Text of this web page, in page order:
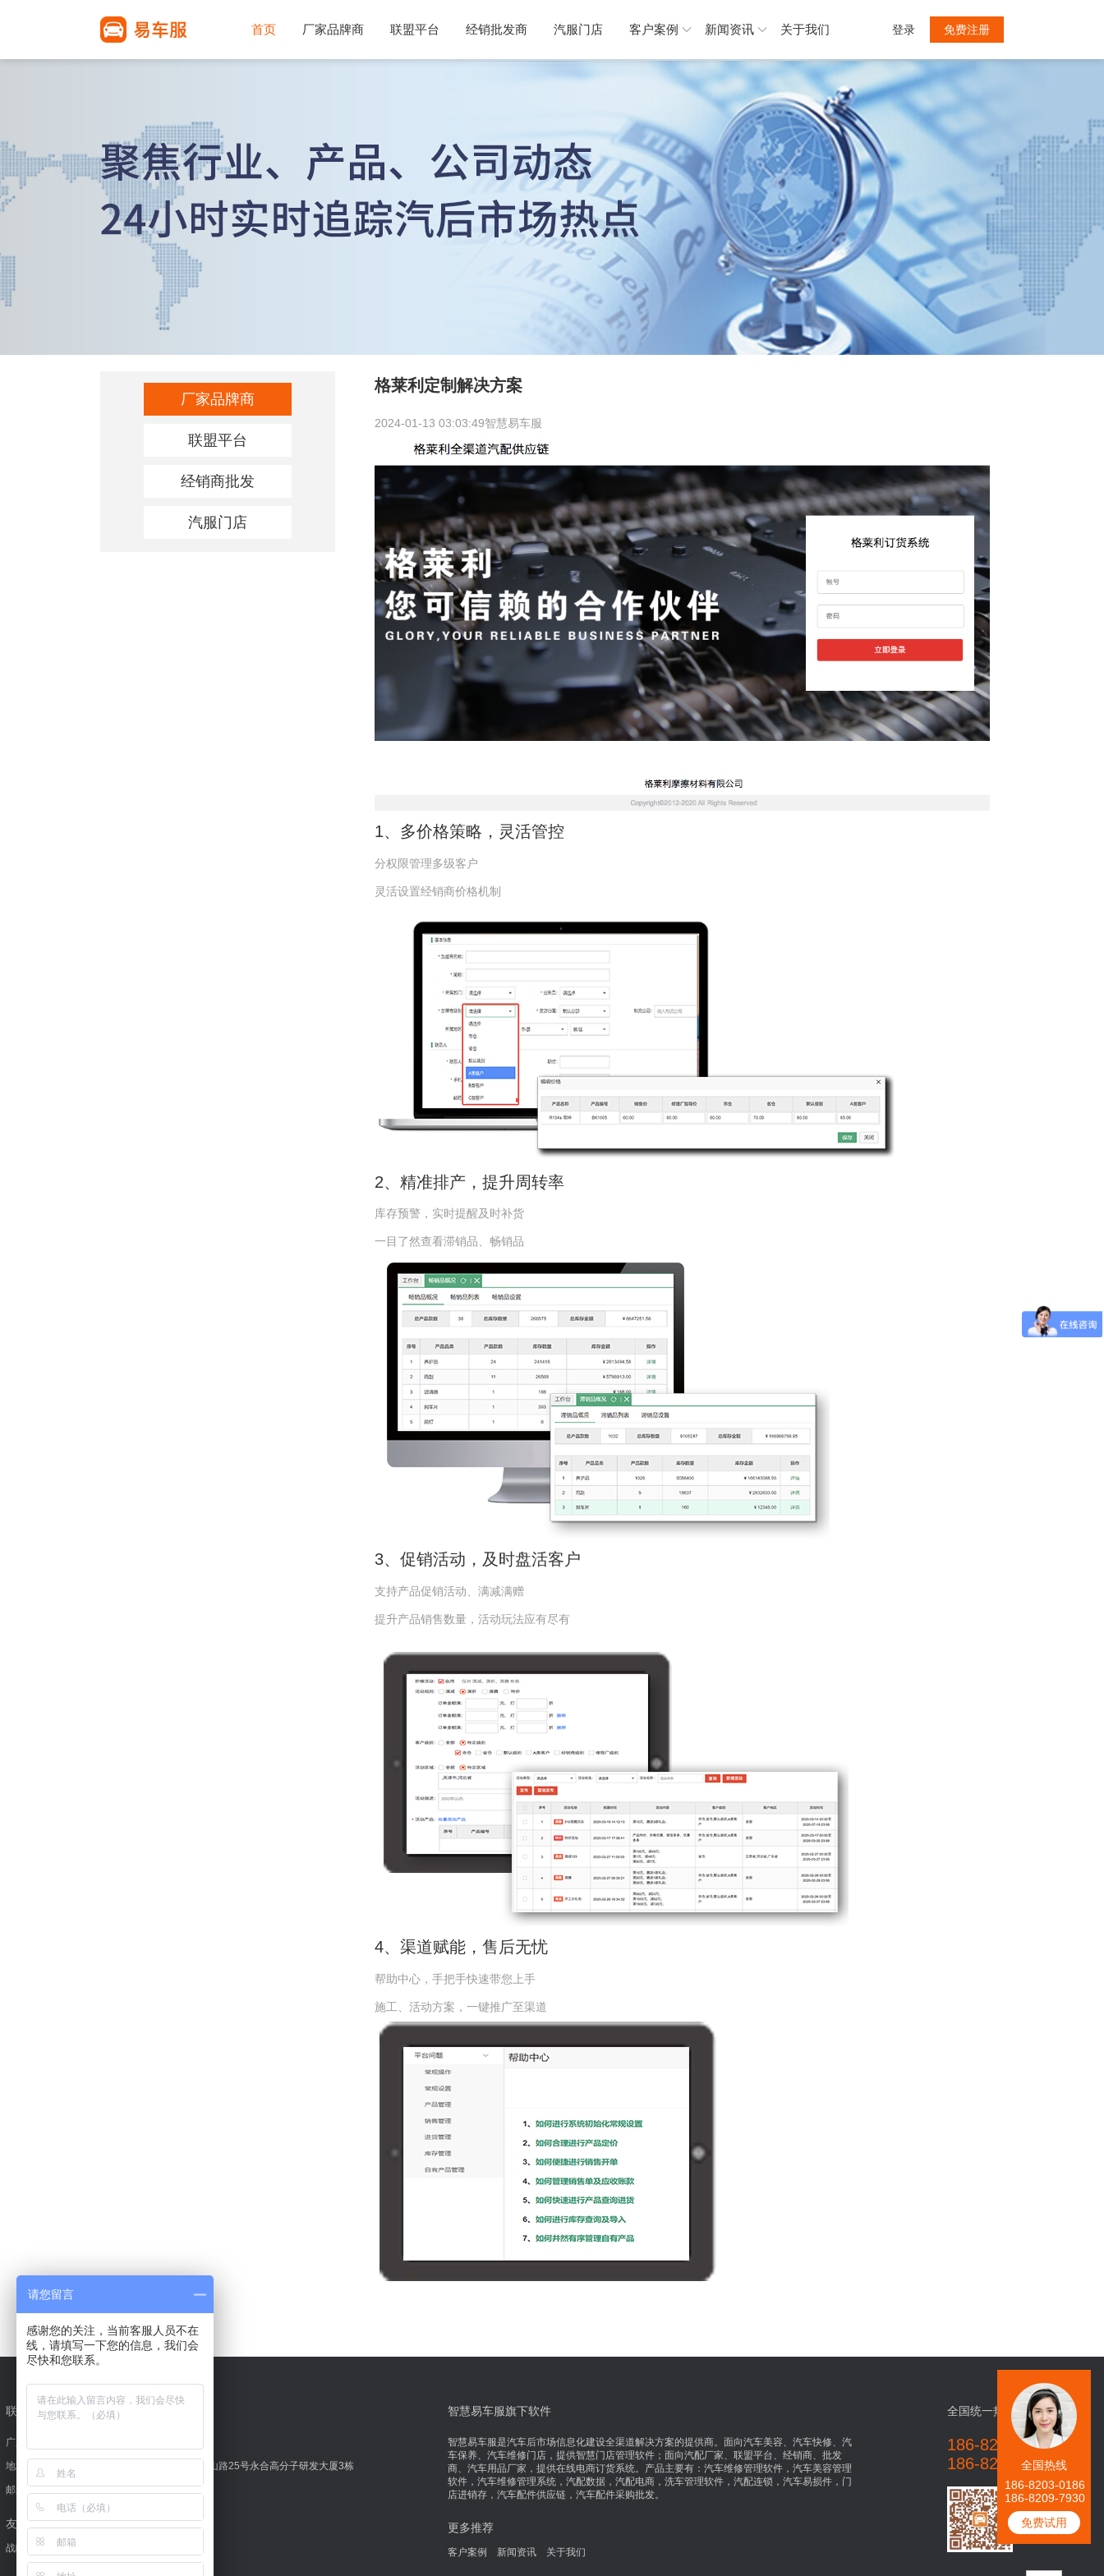
首页 厂家品牌商 联盟平台 经销批发商 汽服门店 客户案例 新闻资讯 关于我们 登录 免费注册
全国热线
186-8203-0186
186-8209-7930
免费试用
厂家品牌商
联盟平台
经销商批发
汽服门店
格莱利定制解决方案
2024-01-13 03:03:49智慧易车服
1、多价格策略，灵活管控
分权限管理多级客户
灵活设置经销商价格机制
2、 精准排产，提升周转率
库存预警，实时提醒及时补货
一目了然查看滞销品、畅销品
3、促销活动，及时盘活客户
支持产品促销活动、满减满赠
提升产品销售数量，活动玩法应有尽有
4、渠道赋能，售后无忧
帮助中心，手把手快速带您上手
施工、活动方案，一键推广至渠道
联系我们
广东智慧易车服科技有限公司
地址：中国•深圳 南山区西丽街道松坪山社区朗山路25号永合高分子研发大厦3栋
邮箱：info@91ycf.com
友情链接
战略合作 联盟平台
智慧易车服旗下软件
智慧易车服是汽车后市场信息化建设全渠道解决方案的提供商。面向汽车美容、汽车快修、汽
车保养、汽车维修门店，提供智慧门店管理软件；面向汽配厂家、联盟平台、经销商、批发
商、汽车用品厂家，提供在线电商订货系统。产品主要有：汽车维修管理软件，汽车美容管理
软件，汽车维修管理系统，汽配数据，汽配电商，洗车管理软件，汽配连锁，汽车易损件，门
店进销存，汽车配件供应链，汽车配件采购批发。
更多推荐
客户案例 新闻资讯 关于我们
全国统一热线
186-8203-0186
186-8209-7930
请您留言
感谢您的关注，当前客服人员不在
线，请填写一下您的信息，我们会
尽快和您联系。